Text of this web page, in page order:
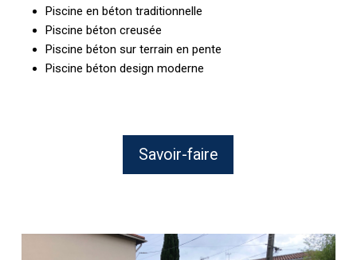
Piscine en béton traditionnelle
Piscine béton creusée
Piscine béton sur terrain en pente
Piscine béton design moderne
Savoir-faire